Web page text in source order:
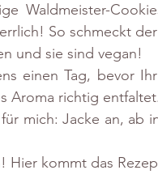
Waldmeister-
So schmeckt
und sie sind vegan!
einen Tag, bevor
Aroma richtig
mich: Jacke an, ab
Hier kommt das